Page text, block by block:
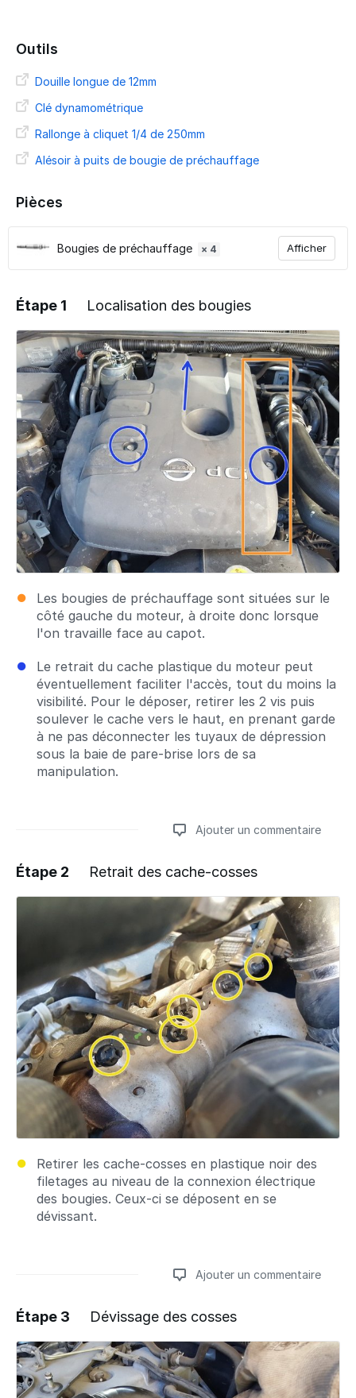
Outils
Douille longue de 12mm
Clé dynamométrique
Rallonge à cliquet 1/4 de 250mm
Alésoir à puits de bougie de préchauffage
Pièces
Bougies de préchauffage × 4 Afficher
Étape 1 Localisation des bougies
Les bougies de préchauffage sont situées sur le
côté gauche du moteur, à droite donc lorsque
l'on travaille face au capot.
Le retrait du cache plastique du moteur peut
éventuellement faciliter l'accès, tout du moins la
visibilité. Pour le déposer, retirer les 2 vis puis
soulever le cache vers le haut, en prenant garde
à ne pas déconnecter les tuyaux de dépression
sous la baie de pare-brise lors de sa
manipulation.
Ajouter un commentaire
Ajouter un commentaire
Étape 2 Retrait des cache-cosses
Retirer les cache-cosses en plastique noir des
filetages au niveau de la connexion électrique
des bougies. Ceux-ci se déposent en se
dévissant.
Ajouter un commentaire
Ajouter un commentaire
Étape 3 Dévissage des cosses